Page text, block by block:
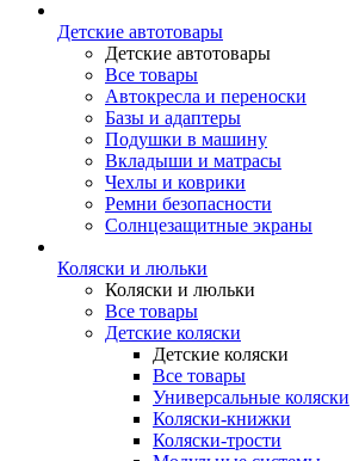
Детские автотовары
Детские автотовары
Все товары
Автокресла и переноски
Базы и адаптеры
Подушки в машину
Вкладыши и матрасы
Чехлы и коврики
Ремни безопасности
Солнцезащитные экраны
Коляски и люльки
Коляски и люльки
Все товары
Детские коляски
Детские коляски
Все товары
Универсальные коляски
Коляски-книжки
Коляски-трости